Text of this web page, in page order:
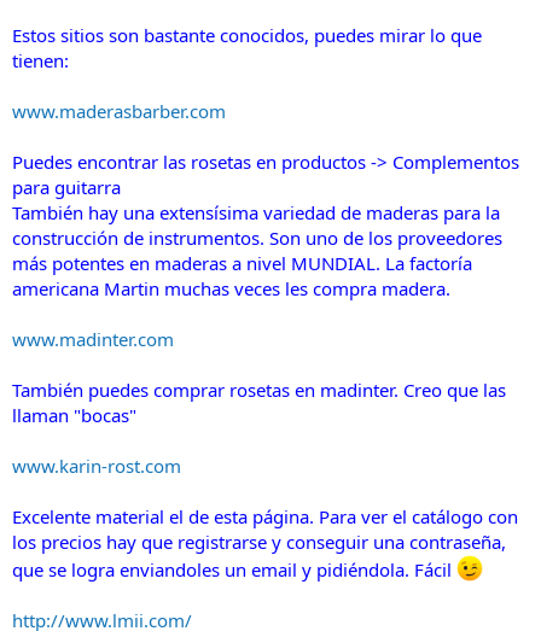
Estos sitios son bastante conocidos, puedes mirar lo que
tienen:
www.maderasbarber.com
Puedes encontrar las rosetas en productos -> Complementos
para guitarra
También hay una extensísima variedad de maderas para la
construcción de instrumentos. Son uno de los proveedores
más potentes en maderas a nivel MUNDIAL. La factoría
americana Martin muchas veces les compra madera.
www.madinter.com
También puedes comprar rosetas en madinter. Creo que las
llaman "bocas"
www.karin-rost.com
Excelente material el de esta página. Para ver el catálogo con
los precios hay que registrarse y conseguir una contraseña,
que se logra enviandoles un email y pidiéndola. Fácil
http://www.lmii.com/